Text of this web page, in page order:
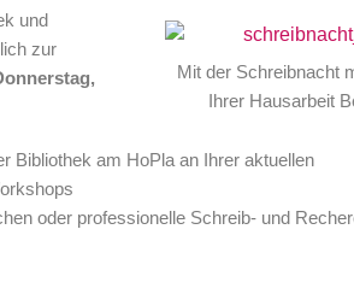
Mit der Schreibnacht
Ihrer Hausarbeit
und
zur
Bibliothek am HoPla an Ihrer aktuellen
oder professionelle Schreib- und